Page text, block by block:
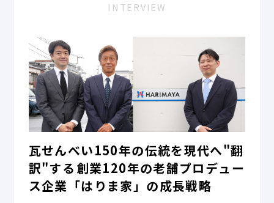
INTERVIEW
瓦せんべい150年の伝統を現代へ"翻
訳"する――創業120年の老舗プロデュー
ス企業「はりま家」の成長戦略